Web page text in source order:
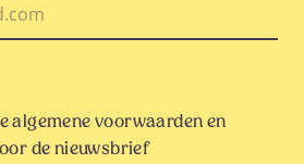
algemene voorwaarden en
de nieuwsbrief